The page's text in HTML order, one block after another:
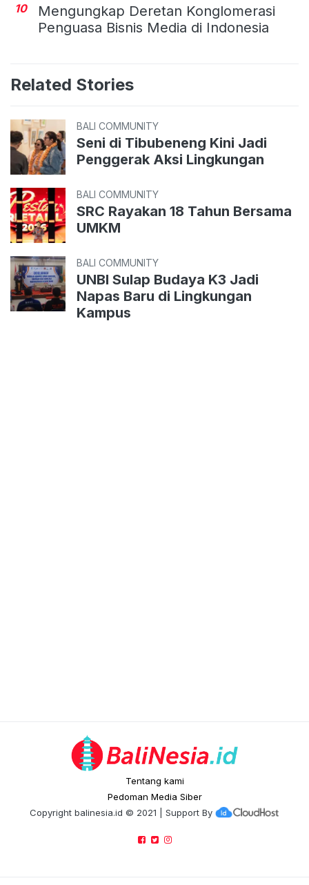
10
Mengungkap Deretan Konglomerasi
Penguasa Bisnis Media di Indonesia
Related Stories
BALI COMMUNITY
Seni di Tibubeneng Kini Jadi
Penggerak Aksi Lingkungan
BALI COMMUNITY
SRC Rayakan 18 Tahun Bersama
UMKM
BALI COMMUNITY
UNBI Sulap Budaya K3 Jadi
Napas Baru di Lingkungan
Kampus
Tentang kami
Pedoman Media Siber
Copyright balinesia.id © 2021 | Support By